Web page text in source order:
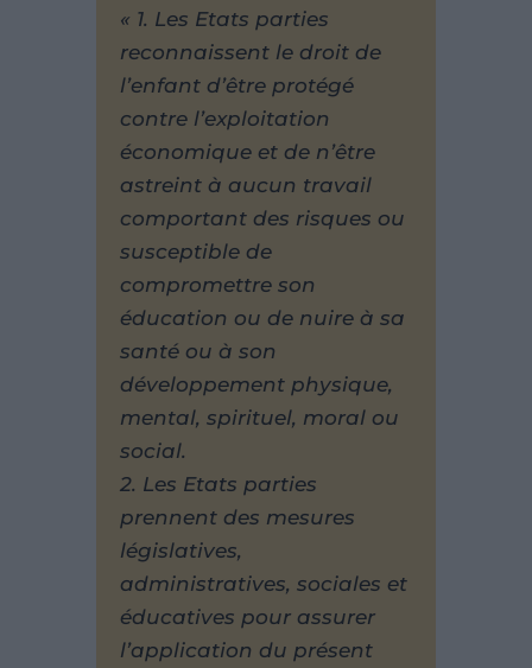
« 1. Les Etats parties
reconnaissent le droit de
l’enfant d’être protégé
contre l’exploitation
économique et de n’être
astreint à aucun travail
comportant des risques ou
susceptible de
compromettre son
éducation ou de nuire à sa
santé ou à son
développement physique,
mental, spirituel, moral ou
social.
2. Les Etats parties
prennent des mesures
législatives,
administratives, sociales et
éducatives pour assurer
l’application du présent